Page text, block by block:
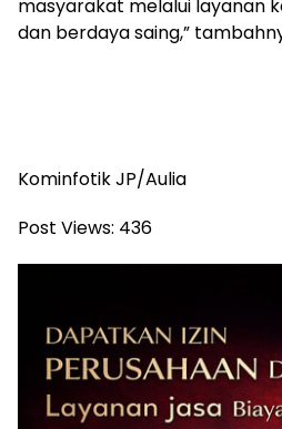
masyarakat melalui layanan
dan berdaya saing,”
Kominfotik JP/Aulia
Post Views: 436